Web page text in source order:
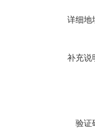
详细地
补充说
验证